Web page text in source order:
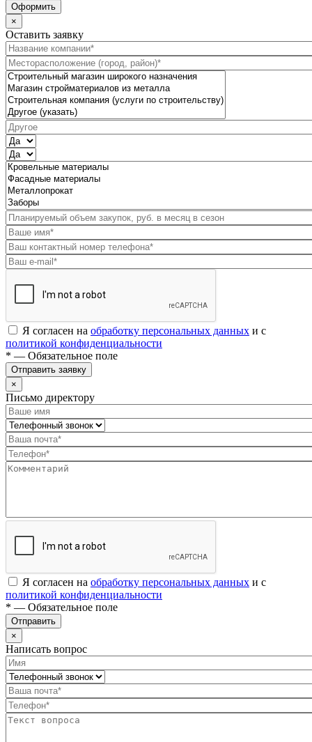
Оформить
×
Оставить заявку
Я согласен на обработку персональных данных и с
политикой конфиденциальности
* — Обязательное поле
Отправить заявку
×
Письмо директору
Я согласен на обработку персональных данных и с
политикой конфиденциальности
* — Обязательное поле
Отправить
×
Написать вопрос